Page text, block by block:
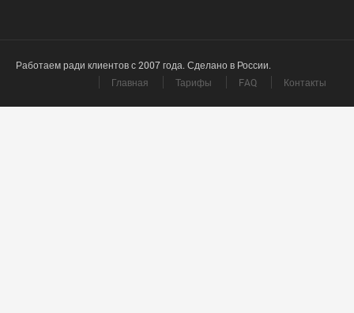
Работаем ради клиентов с 2007 года. Сделано в России.
Главная
Тарифы FAQ Контакты